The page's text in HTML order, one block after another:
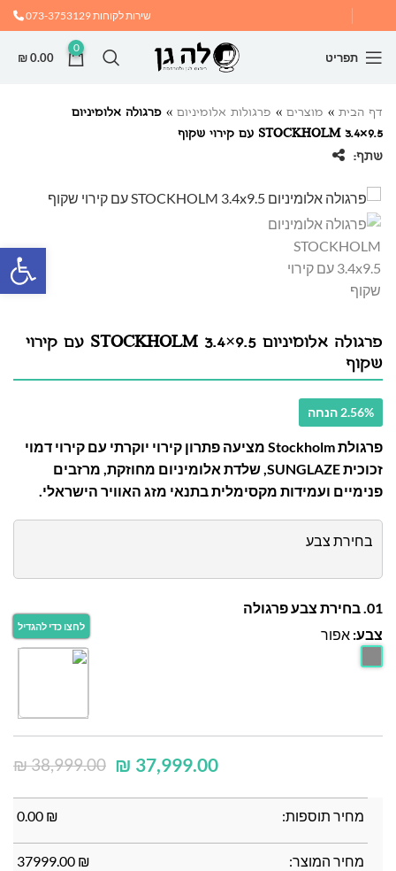
שירות לקוחות073-3753129
תפריט
0
₪0.00
דף הבית » מוצרים » פרגולות אלומיניום » פרגולה אלומיניום
STOCKHOLM 3.4×9.5 עם קירוי שקוף
שתף:
פרגולה אלומיניום STOCKHOLM 3.4×9.5 עם קירוי
שקוף
2.56% הנחה
פרגולת Stockholm מציעה פתרון קירוי יוקרתי עם קירוי דמוי
זכוכית SUNGLAZE, שלדת אלומיניום מחוזקת, מרזבים
פנימיים ועמידות מקסימלית בתנאי מזג האוויר הישראלי.
בחירת צבע
01. בחירת צבע פרגולה
צבע: אפור
₪38,999.00 ₪ 37,999.00
מחיר תוספות: ₪
0.00
מחיר המוצר: ₪
37999.00